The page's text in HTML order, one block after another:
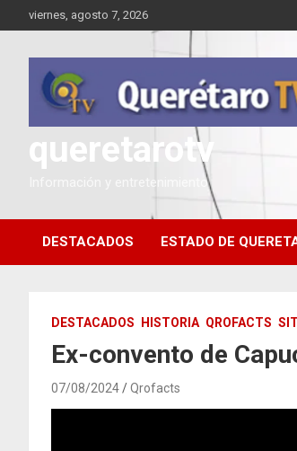
al
viernes, agosto 7, 2026
queretarotv
Información y entretenimiento
DESTACADOS ESTADO DE
DESTACADOS HISTORIA QROFACTS
Ex-convento de
07/08/2024 Qrofacts